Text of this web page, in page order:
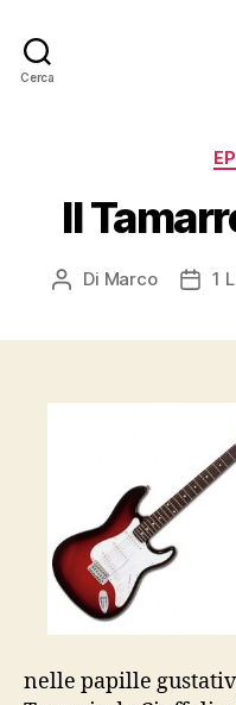
Cerca
Il
Autore
Di Marco
Data
1
nelle papille